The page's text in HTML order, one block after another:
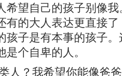
希望自己的孩子别像
有的大人表达更直接
孩子是有本事的孩子
个自卑的人。
人？我希望你能像爸